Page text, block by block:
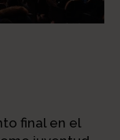
final en el